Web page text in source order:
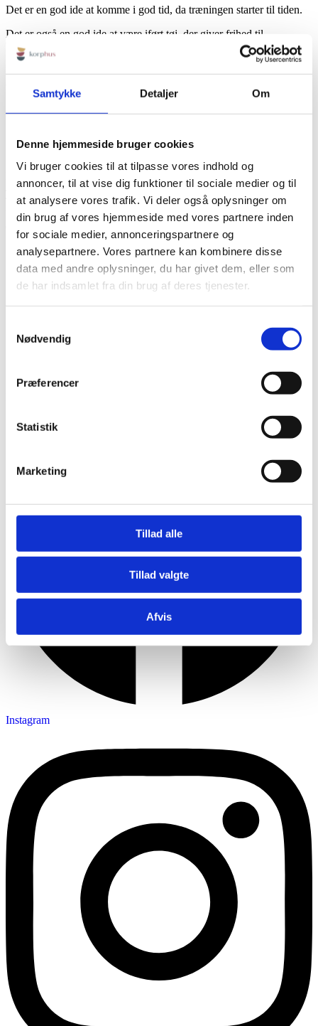
Samtykke Detaljer Om
Denne hjemmeside bruger cookies
Vi bruger cookies til at tilpasse vores indhold og
annoncer, til at vise dig funktioner til sociale medier og til
at analysere vores trafik. Vi deler også oplysninger om
din brug af vores hjemmeside med vores partnere inden
for sociale medier, annonceringspartnere og
analysepartnere. Vores partnere kan kombinere disse
data med andre oplysninger, du har givet dem, eller som
de har indsamlet fra din brug af deres tjenester.
Nødvendig
Præferencer
Statistik
Marketing
Tillad alle
Tillad valgte
Afvis
Det er en god ide at komme i god tid, da træningen starter til tiden.
Det er også en god ide at være iført tøj, der giver frihed til
bevægelse.
KORPHUS
Rødbyvej 6b
4930 Maribo
Tlf:+45 23115758
Mail: info@korphus.dk
CVR 35376933
@2026 korphus
LINKS
Handelsbetingelser
Bliv en del af Korphus !
Instagram